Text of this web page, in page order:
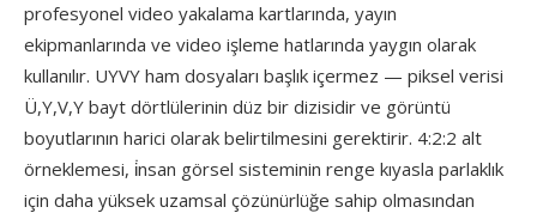
profesyonel video yakalama kartlarında, yayın
ekipmanlarında ve video işleme hatlarında yaygın olarak
kullanılır. UYVY ham dosyaları başlık içermez — piksel verisi
Ü,Y,V,Y bayt dörtlülerinin düz bir dizisidir ve görüntü
boyutlarının harici olarak belirtilmesini gerektirir. 4:2:2 alt
örneklemesi, i̇nsan görsel sisteminin renge kıyasla parlaklık
için daha yüksek uzamsal çözünürlüğe sahip olmasından